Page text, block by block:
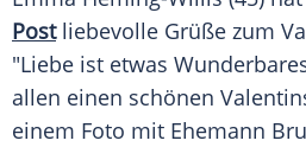
Postliebevolle Grüße zum
"Liebe ist etwas
allen einen schönen
einem Foto mit Ehemann